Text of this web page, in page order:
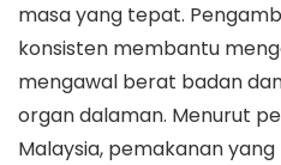
masa yang tepat.
konsisten membantu
mengawal berat badan
organ dalaman. Menurut
Malaysia, pemakanan